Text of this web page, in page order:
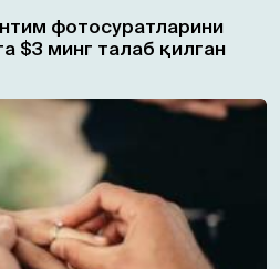
фотосуратларини
$3 минг талаб қилган